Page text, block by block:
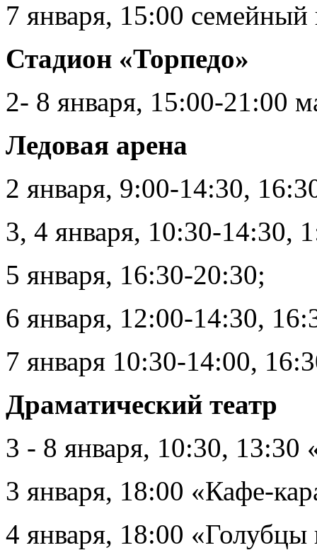
7 января, 15:00
Стадион «Торпедо»
2- 8 января, 15:00-21:00
Ледовая арена
2 января, 9:00-14:30,
3, 4 января, 10:30-14:30,
5 января, 16:30-20:30;
6 января, 12:00-14:30,
7 января 10:30-14:00,
Драматический театр
3 - 8 января, 10:30, 13:30
3 января, 18:00 «Кафе-
4 января, 18:00